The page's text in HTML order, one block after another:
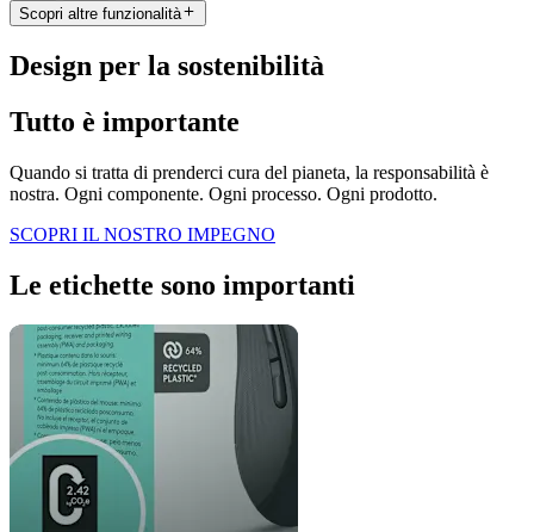
Scopri altre funzionalità
Design per la sostenibilità
Tutto è importante
Quando si tratta di prenderci cura del pianeta, la responsabilità è
nostra. Ogni componente. Ogni processo. Ogni prodotto.
SCOPRI IL NOSTRO IMPEGNO
Le etichette sono importanti